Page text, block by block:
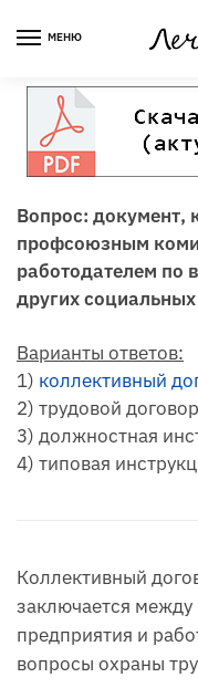
МЕНЮ
Вопрос: документ,
профсоюзным
работодателем по
других
Варианты ответов:
1) коллективный
2) трудовой договор
3) должностная
4) типовая
Коллективный
заключается
предприятия и
вопросы охраны